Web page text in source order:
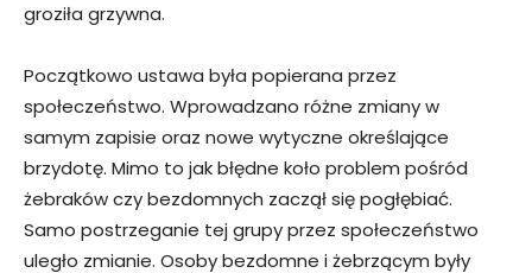
groziła grzywna.
Początkowo ustawa była popierana przez
społeczeństwo. Wprowadzano różne zmiany w
samym zapisie oraz nowe wytyczne określające
brzydotę. Mimo to jak błędne koło problem pośród
żebraków czy bezdomnych zaczął się pogłębiać.
Samo postrzeganie tej grupy przez społeczeństwo
uległo zmianie. Osoby bezdomne i żebrzącym były